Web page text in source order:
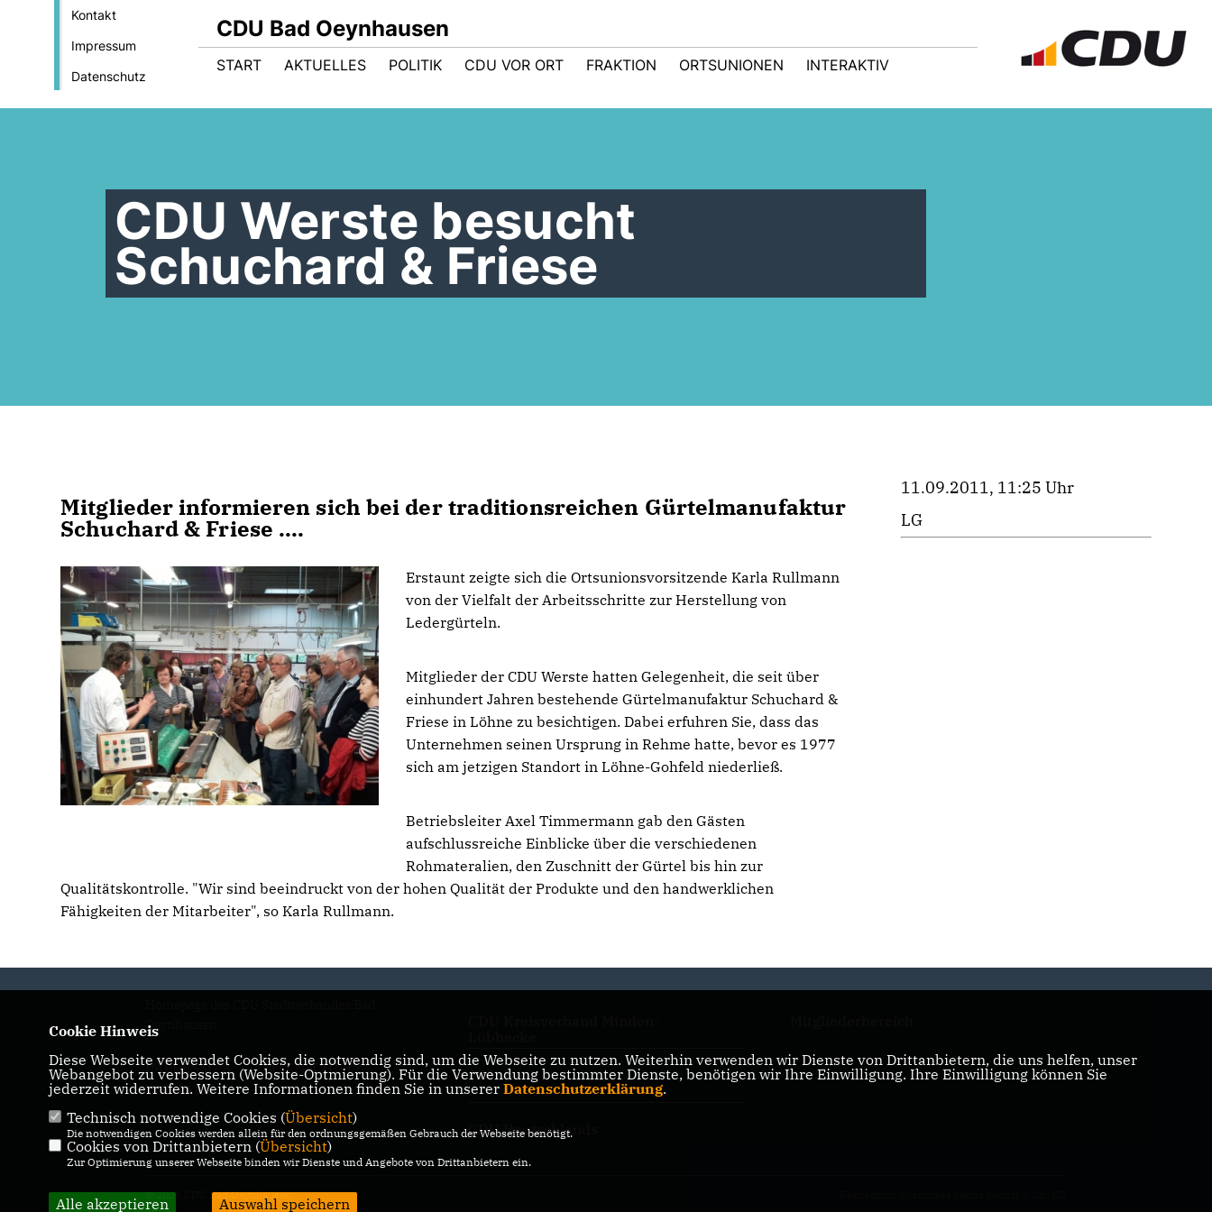
Kontakt
Impressum
Datenschutz
CDU Bad Oeynhausen
START AKTUELLES POLITIK CDU VOR ORT FRAKTION ORTSUNIONEN INTERAKTIV
CDU Werste besucht
Schuchard & Friese
Mitglieder informieren sich bei der traditionsreichen Gürtelmanufaktur
Schuchard & Friese ....
Erstaunt zeigte sich die Ortsunionsvorsitzende Karla Rullmann
von der Vielfalt der Arbeitsschritte zur Herstellung von
Ledergürteln.
Mitglieder der CDU Werste hatten Gelegenheit, die seit über
einhundert Jahren bestehende Gürtelmanufaktur Schuchard &
Friese in Löhne zu besichtigen. Dabei erfuhren Sie, dass das
Unternehmen seinen Ursprung in Rehme hatte, bevor es 1977
sich am jetzigen Standort in Löhne-Gohfeld niederließ.
Betriebsleiter Axel Timmermann gab den Gästen
aufschlussreiche Einblicke über die verschiedenen
Rohmateralien, den Zuschnitt der Gürtel bis hin zur
Qualitätskontrolle. "Wir sind beeindruckt von der hohen Qualität der Produkte und den handwerklichen
Fähigkeiten der Mitarbeiter", so Karla Rullmann.
11.09.2011, 11:25 Uhr
LG
Oeynhausen
IMPRESSUM
DATENSCHUTZ
KONTAKT
CDU NRW
CDU Deutschlands
© 2026 CDU Bad Oeynhausen
Cookie Hinweis
Diese Webseite verwendet Cookies, die notwendig sind, um die Webseite zu nutzen. Weiterhin verwenden wir Dienste von Drittanbietern, die uns helfen, unser
Webangebot zu verbessern (Website-Optmierung). Für die Verwendung bestimmter Dienste, benötigen wir Ihre Einwilligung. Ihre Einwilligung können Sie
jederzeit widerrufen. Weitere Informationen finden Sie in unserer Datenschutzerklärung.
Technisch notwendige Cookies (Übersicht)
Die notwendigen Cookies werden allein für den ordnungsgemäßen Gebrauch der Webseite benötigt.
Cookies von Drittanbietern (Übersicht)
Zur Optimierung unserer Webseite binden wir Dienste und Angebote von Drittanbietern ein.
Alle akzeptieren Auswahl speichern